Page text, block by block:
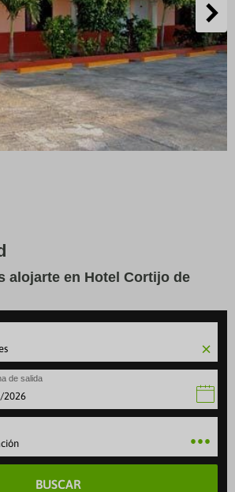
alojarte en Hotel Cortijo de
de salida
BUSCAR